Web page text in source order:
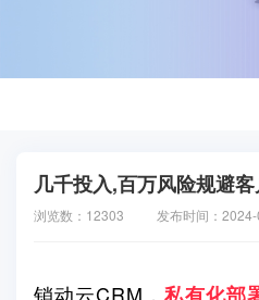
几千投入,百万风险规避
浏览数：12303 发布时间：
销动云CRM，